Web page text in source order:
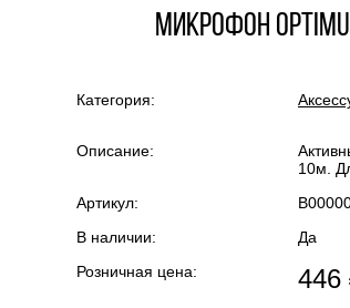
Микрофон
Категория:
Описание:
10м.
Артикул:
В наличии:
Да
Розничная цена:
446